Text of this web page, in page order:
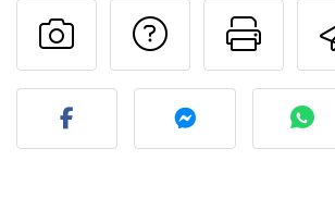
Stil et
Send dit billede